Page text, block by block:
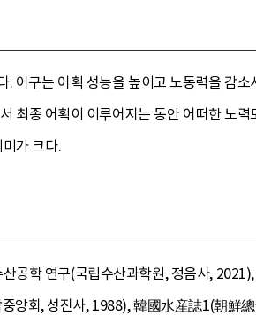
어구는 어획 성능을 높이고 노동력을 감소
최종 어획이 이루어지는 동안 어떠한 노력
가 크다.
공학 연구(국립수산과학원, 정음사,
앙회, 성진사, 1988), 韓國水産誌1(朝鮮